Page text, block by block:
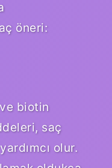
öneri:
biotin
saç
olur.